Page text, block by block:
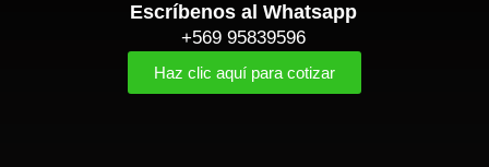
Escríbenos al Whatsapp
+569 95839596
Haz clic aquí para cotizar